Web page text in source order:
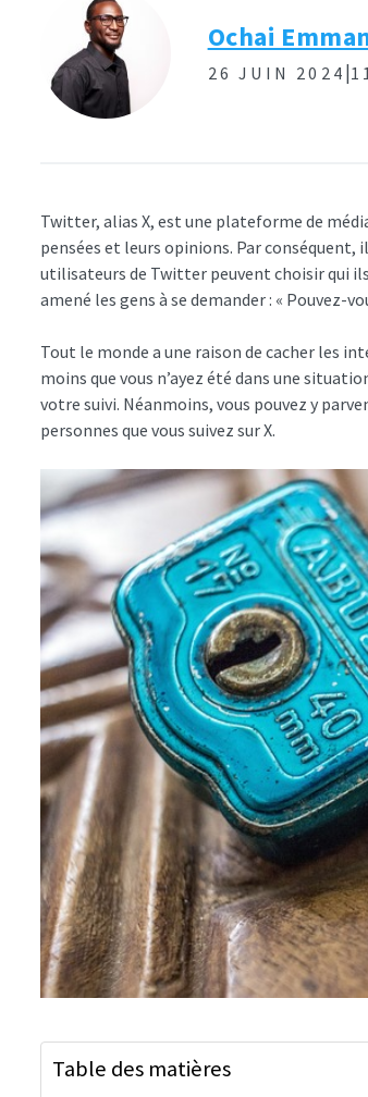
Ochai
26 JUIN 2024 |
Twitter, alias X, est une plateforme de
pensées et leurs opinions. Par conséquent,
utilisateurs de Twitter peuvent choisir qui
amené les gens à se demander : « Pouvez-
Tout le monde a une raison de cacher les
moins que vous n’ayez été dans une
votre suivi. Néanmoins, vous pouvez y
personnes que vous suivez sur X.
Table des matières